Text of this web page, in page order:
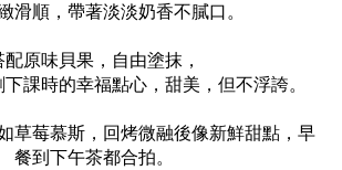
滑順，帶著淡淡奶香不膩口。
配原味貝果，自由塗抹，
課時的幸福點心，甜美，但不浮誇。
草莓慕斯，回烤微融後像新鮮甜點，早
餐到下午茶都合拍。